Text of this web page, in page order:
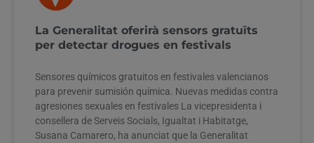
La Generalitat oferirà sensors gratuïts
per detectar drogues en festivals
Sensores químicos gratuitos en festivales valencianos
para prevenir sumisión química. Nuevas medidas contra
agresiones sexuales en festivales La vicepresidenta i
consellera de Serveis Socials, Igualtat i Habitatge,
Susana Camarero, ha anunciat que la Generalitat